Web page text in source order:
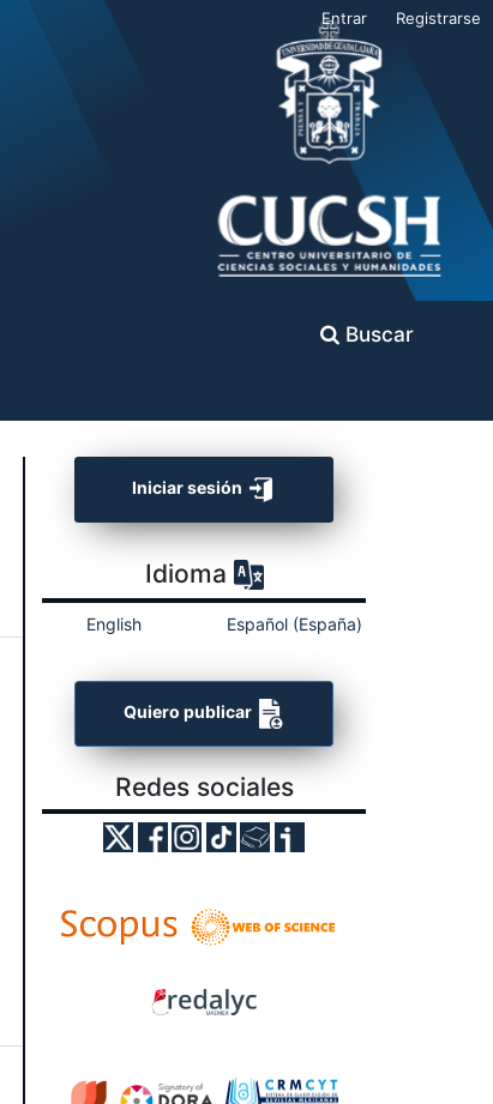
Buscar
Entrar Registrarse
Iniciar sesión
Idioma
English Español (España)
Quiero publicar
Redes sociales